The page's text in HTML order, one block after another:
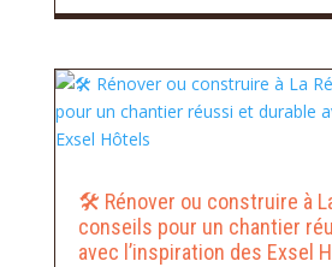
🛠️ Rénover ou construire à
conseils pour un chantier
avec l’inspiration des Exsel